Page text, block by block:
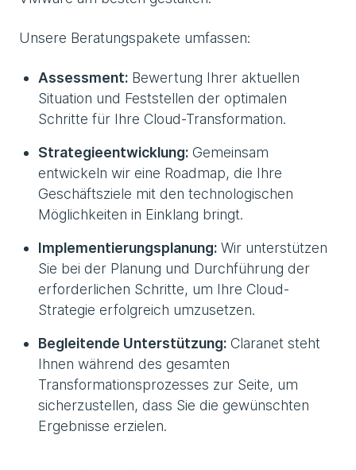
Unsere Beratungspakete umfassen:
Assessment: Bewertung Ihrer aktuellen
Situation und Feststellen der optimalen
Schritte für Ihre Cloud-Transformation.
Strategieentwicklung: Gemeinsam
entwickeln wir eine Roadmap, die Ihre
Geschäftsziele mit den technologischen
Möglichkeiten in Einklang bringt.
Implementierungsplanung: Wir unterstützen
Sie bei der Planung und Durchführung der
erforderlichen Schritte, um Ihre Cloud-
Strategie erfolgreich umzusetzen.
Begleitende Unterstützung: Claranet steht
Ihnen während des gesamten
Transformationsprozesses zur Seite, um
sicherzustellen, dass Sie die gewünschten
Ergebnisse erzielen.